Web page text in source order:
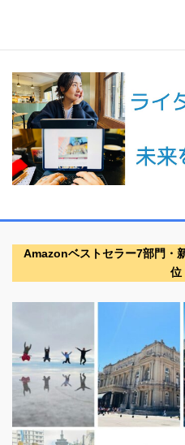
Amazonベストセラー7部門・
位